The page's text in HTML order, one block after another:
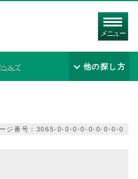
メニュー
ヘルプ 他の探し方
ジ番号：3065-0-0-0-0-0-0-0-0-0